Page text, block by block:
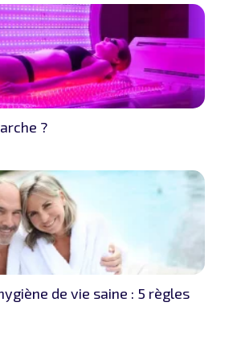
?
de vie saine : 5 règles